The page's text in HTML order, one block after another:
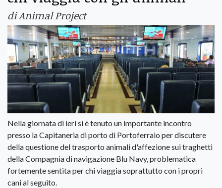
di Animal Project
Nella giornata di ieri si è tenuto un importante incontro
presso la Capitaneria di porto di Portoferraio per discutere
della questione del trasporto animali d'affezione sui traghetti
della Compagnia di navigazione Blu Navy, problematica
fortemente sentita per chi viaggia soprattutto con i propri
cani al seguito.